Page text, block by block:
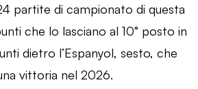
partite di campionato di questa
che lo lasciano al 10° posto in
dietro l’Espanyol, sesto, che
vittoria nel 2026.